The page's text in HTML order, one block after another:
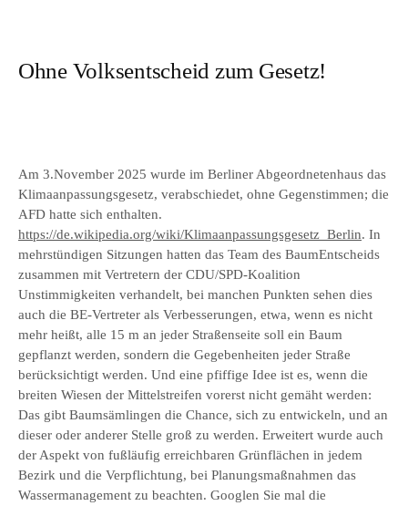
Ohne Volksentscheid zum Gesetz!
Am 3.November 2025 wurde im Berliner Abgeordnetenhaus das
Klimaanpassungsgesetz, verabschiedet, ohne Gegenstimmen; die
AFD hatte sich enthalten.
https://de.wikipedia.org/wiki/Klimaanpassungsgesetz_Berlin. In
mehrstündigen Sitzungen hatten das Team des BaumEntscheids
zusammen mit Vertretern der CDU/SPD-Koalition
Unstimmigkeiten verhandelt, bei manchen Punkten sehen dies
auch die BE-Vertreter als Verbesserungen, etwa, wenn es nicht
mehr heißt, alle 15 m an jeder Straßenseite soll ein Baum
gepflanzt werden, sondern die Gegebenheiten jeder Straße
berücksichtigt werden. Und eine pfiffige Idee ist es, wenn die
breiten Wiesen der Mittelstreifen vorerst nicht gemäht werden:
Das gibt Baumsämlingen die Chance, sich zu entwickeln, und an
dieser oder anderer Stelle groß zu werden. Erweitert wurde auch
der Aspekt von fußläufig erreichbaren Grünflächen in jedem
Bezirk und die Verpflichtung, bei Planungsmaßnahmen das
Wassermanagement zu beachten. Googlen Sie mal die